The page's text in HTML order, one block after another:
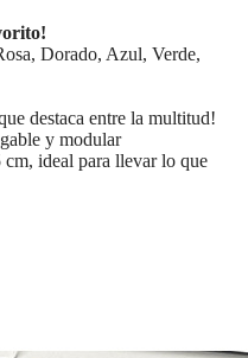
Dorado, Azul, Verde,
destaca entre la multitud!
y modular
ideal para llevar lo que